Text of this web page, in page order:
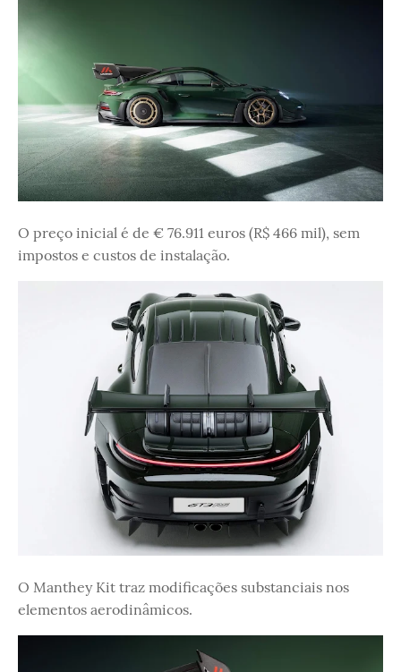
O preço inicial é de € 76.911 euros (R$ 466 mil), sem
impostos e custos de instalação.
O Manthey Kit traz modificações substanciais nos
elementos aerodinâmicos.